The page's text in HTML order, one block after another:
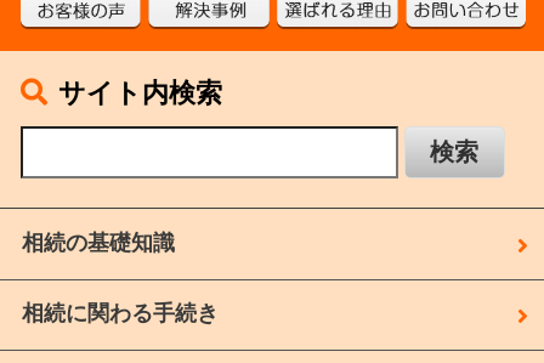
サイト内検索
相続の基礎知識
相続に関わる手続き